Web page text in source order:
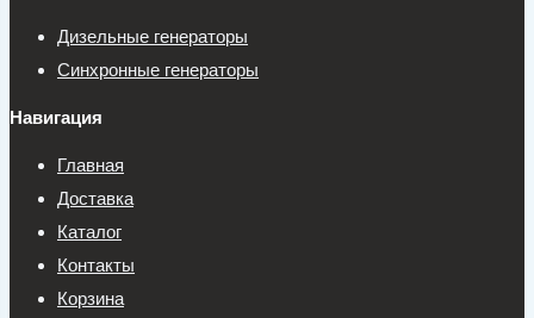
Дизельные генераторы
Синхронные генераторы
Навигация
Главная
Доставка
Каталог
Контакты
Корзина